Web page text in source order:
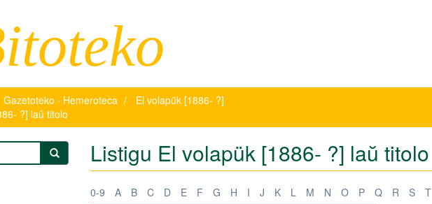
Gazetoteko · Hemeroteca
El volapük [1886- ?]
?] laŭ titolo
Listigu El volapük [1886- ?] laŭ titolo
0-9 A B C D E F G H I J K L M N O P Q R S T